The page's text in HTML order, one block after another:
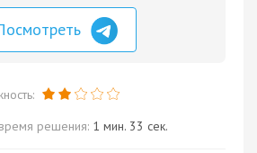
решения: 1 мин. 33 сек.